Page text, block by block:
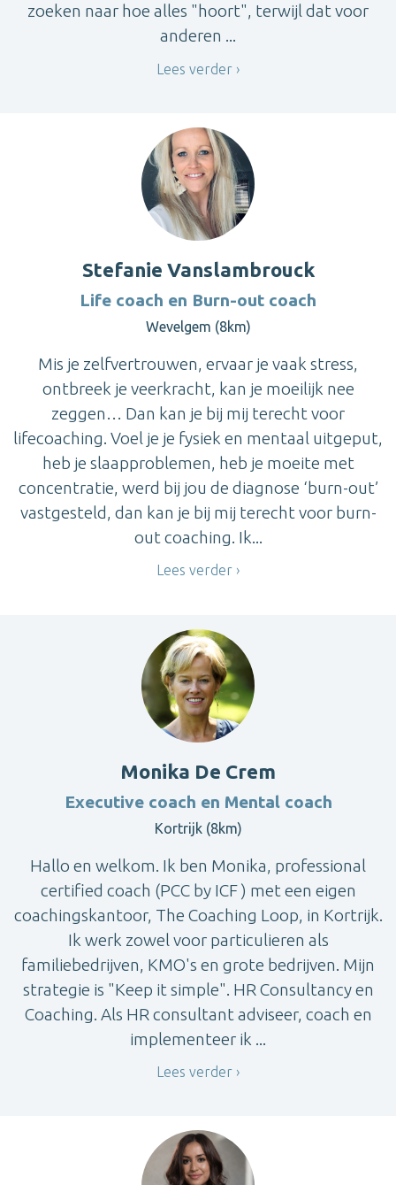
zoeken naar hoe alles "hoort", terwijl dat voor
anderen ...
Lees verder
Stefanie Vanslambrouck
Life coach en Burn-out coach
Wevelgem (8km)
Mis je zelfvertrouwen, ervaar je vaak stress,
ontbreek je veerkracht, kan je moeilijk nee
zeggen… Dan kan je bij mij terecht voor
lifecoaching. Voel je je fysiek en mentaal uitgeput,
heb je slaapproblemen, heb je moeite met
concentratie, werd bij jou de diagnose ‘burn-out’
vastgesteld, dan kan je bij mij terecht voor burn-
out coaching. Ik...
Lees verder
Monika De Crem
Executive coach en Mental coach
Kortrijk (8km)
Hallo en welkom. Ik ben Monika, professional
certified coach (PCC by ICF ) met een eigen
coachingskantoor, The Coaching Loop, in Kortrijk.
Ik werk zowel voor particulieren als
familiebedrijven, KMO's en grote bedrijven. Mijn
strategie is "Keep it simple". HR Consultancy en
Coaching. Als HR consultant adviseer, coach en
implementeer ik ...
Lees verder